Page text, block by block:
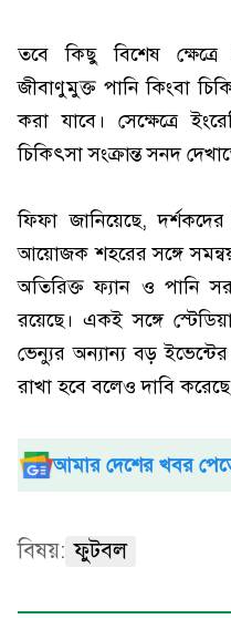
তবে কিছু বিশেষ
জীবাণুমুক্ত পানি কিংবা
করা যাবে। সেক্ষেত্রে
চিকিৎসা সংক্রান্ত সনদ
ফিফা জানিয়েছে, দর্শকদের
আয়োজক শহরের সঙ্গে সমন্বয়
অতিরিক্ত ফ্যান ও পানি
রয়েছে। একই সঙ্গে
ভেন্যুর অন্যান্য বড়
রাখা হবে বলেও দাবি করেছে
আমার দেশের খবর
বিষয়: ফুটবল